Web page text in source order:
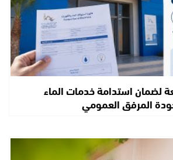
لضمان استدامة خدمات الماء
المرفق العمومي